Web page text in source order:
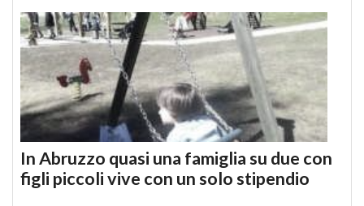
In Abruzzo quasi una famiglia su due con
figli piccoli vive con un solo stipendio